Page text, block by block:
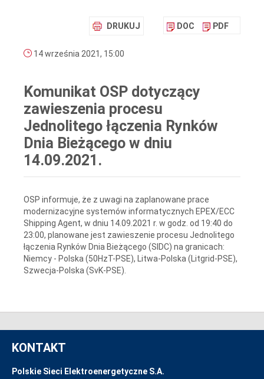
DRUKUJ DOC PDF
14 września 2021, 15:00
Komunikat OSP dotyczący
zawieszenia procesu
Jednolitego łączenia Rynków
Dnia Bieżącego w dniu
14.09.2021.
OSP informuje, że z uwagi na zaplanowane prace
modernizacyjne systemów informatycznych EPEX/ECC
Shipping Agent, w dniu 14.09.2021 r. w godz. od 19:40 do
23:00, planowane jest zawieszenie procesu Jednolitego
łączenia Rynków Dnia Bieżącego (SIDC) na granicach:
Niemcy - Polska (50HzT-PSE), Litwa-Polska (Litgrid-PSE),
Szwecja-Polska (SvK-PSE).
KONTAKT
Polskie Sieci Elektroenergetyczne S.A.